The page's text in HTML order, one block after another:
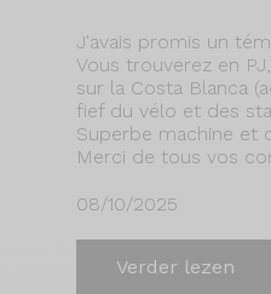
J'avais promis un
Vous trouverez en
sur la Costa Blanca
fief du vélo et des
Superbe machine et
Merci de tous vos
08/10/2025
Verder lezen